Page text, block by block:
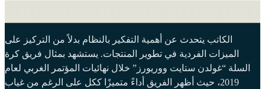
الكاتب يتحدث عن أهمية التفكير بالنظام بدلاً من التركيز على
الميزات الفردية في تطوير المنتجات. يستشهد بمثال فريق كرة
السلة “غولدن ستايت ووريورز” خلال نهائيات المؤتمر الغربي لعام
2019، حيث أظهر الفريق أداءً متميزًا ككل على الرغم من غياب